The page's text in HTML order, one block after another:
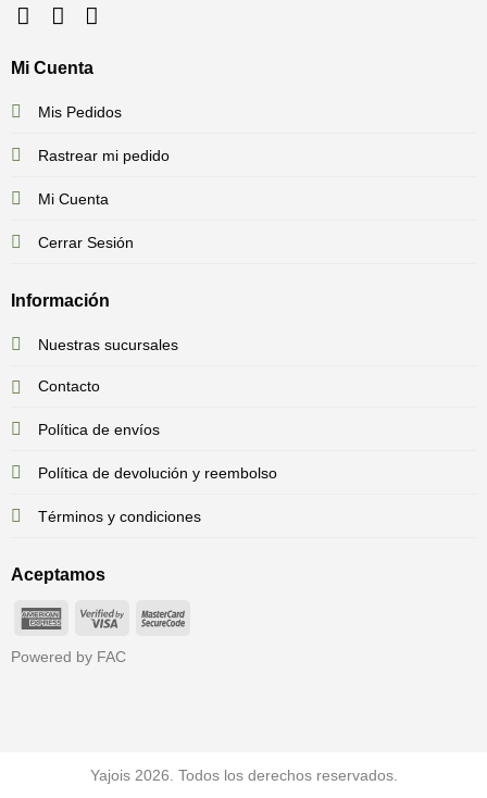
Mi Cuenta
Mis Pedidos
Rastrear mi pedido
Mi Cuenta
Cerrar Sesión
Información
Nuestras sucursales
Contacto
Política de envíos
Política de devolución y reembolso
Términos y condiciones
Aceptamos
AmericanVisa
MasterCard
Powered by FAC
Yajois 2026. Todos los derechos reservados.